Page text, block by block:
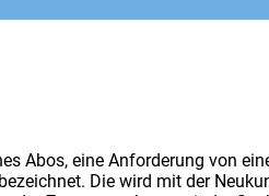
Abos, eine Anforderung von
Die wird mit der